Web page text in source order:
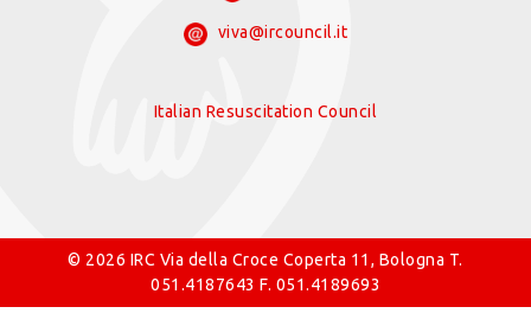
viva@ircouncil.it
Italian Resuscitation Council
© 2026 IRC Via della Croce Coperta 11, Bologna T.
051.4187643 F. 051.4189693